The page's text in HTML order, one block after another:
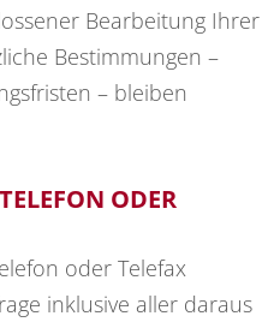
Bearbeitung Ihrer
Bestimmungen –
– bleiben
ODER
oder Telefax
inklusive aller daraus